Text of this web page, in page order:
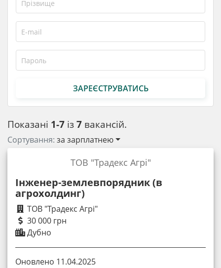
Показані 1-7 із7 вакансій.
Сортування: за зарплатнею
Інженер-землевпорядник (в
агрохолдинг)
ТОВ "Традекс Агрі"
30 000 грн
Дубно
ТОВ "Традекс Агрі"
Оновлено 11.04.2025
ЗАРЕЄСТРУВАТИСЬ